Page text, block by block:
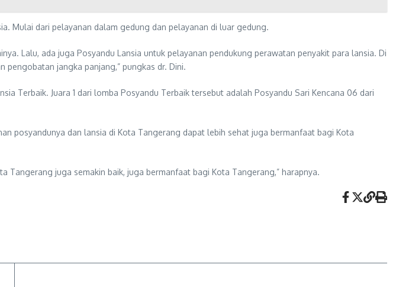
Mulai dari pelayanan dalam gedung dan pelayanan di luar gedung.
Lalu, ada juga Posyandu Lansia untuk pelayanan pendukung perawatan penyakit para lansia. Di
jangka panjang,” pungkas dr. Dini.
Terbaik. Juara 1 dari lomba Posyandu Terbaik tersebut adalah Posyandu Sari Kencana 06 dari
posyandunya dan lansia di Kota Tangerang dapat lebih sehat juga bermanfaat bagi Kota
Tangerang juga semakin baik, juga bermanfaat bagi Kota Tangerang,” harapnya.